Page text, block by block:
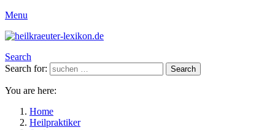
Menu
Search
Search for:
Search
You are here:
Home
Heilpraktiker